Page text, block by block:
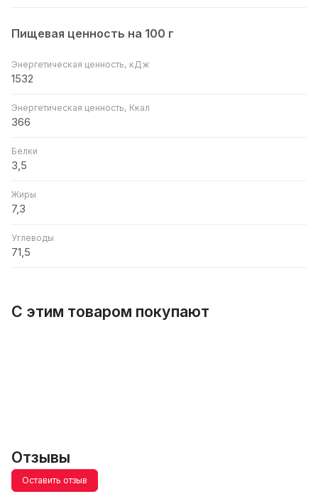
Пищевая ценность на 100 г
Энергетическая ценность, кДж
1532
Энергетическая ценность, Ккал
366
Белки
3,5
Жиры
7,3
Углеводы
71,5
С этим товаром покупают
Отзывы
Оставить отзыв